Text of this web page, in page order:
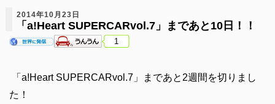
2014年10月23日
「a!Heart SUPERCARvol.7」まであと10日！！
1
「a!Heart SUPERCARvol.7」まであと2週間を切りまし
た！